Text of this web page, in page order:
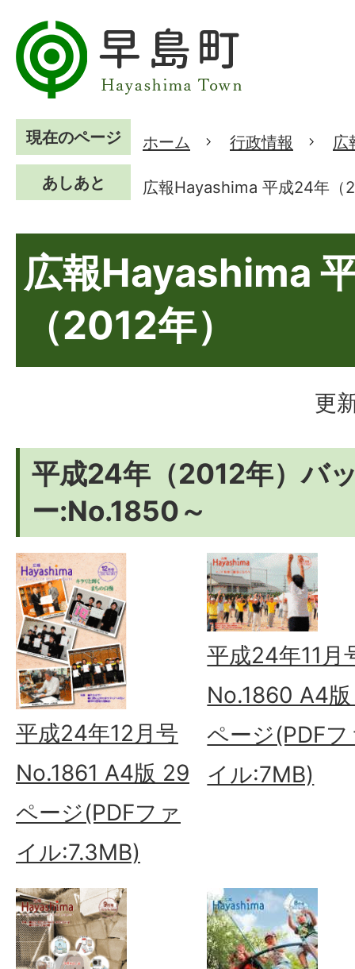
現在のページ ホーム 行政情報 広
あしあと 広報Hayashima 平成24年（
広報Hayashima
（2012年）
更
平成24年（2012年）バ
ー:No.1850～
平成24年12月号
No.1861 A4版 29
ページ(PDFファ
イル:7.3MB)
平成24年11月
No.1860 A4
ページ(PDFフ
イル:7MB)